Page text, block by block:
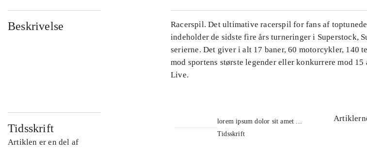
Beskrivelse
Racerspil. Det ultimative racerspil for fans af
indeholder de sidste fire års turneringer i Superstock,
serierne. Det giver i alt 17 baner, 60 motorcykler, 140
mod sportens største legender eller konkurrere mod
Live.
Tidsskrift
Artiklen er en del af
lorem ipsum dolor sit amet ...
Tidsskrift